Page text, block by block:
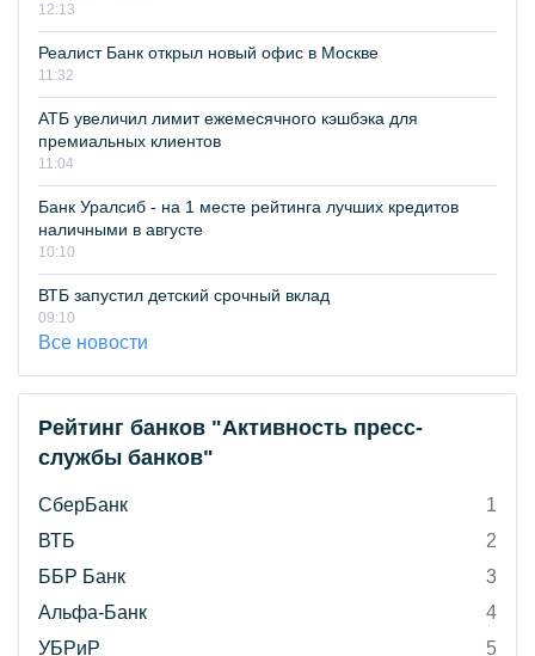
12:13
Реалист Банк открыл новый офис в Москве
11:32
АТБ увеличил лимит ежемесячного кэшбэка для
премиальных клиентов
11:04
Банк Уралсиб - на 1 месте рейтинга лучших кредитов
наличными в августе
10:10
ВТБ запустил детский срочный вклад
09:10
Все новости
Рейтинг банков "Активность пресс-
службы банков"
СберБанк
1
ВТБ
2
ББР Банк
3
Альфа-Банк
4
УБРиР
5